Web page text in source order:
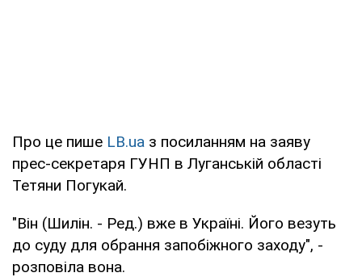
Про це пише LB.ua з посиланням на заяву
прес-секретаря ГУНП в Луганській області
Тетяни Погукай.
"Він (Шилін. - Ред.) вже в Україні. Його везуть
до суду для обрання запобіжного заходу", -
розповіла вона.